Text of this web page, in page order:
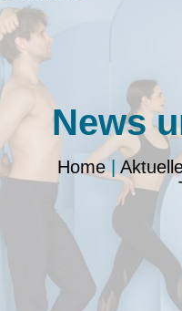
News
Home|